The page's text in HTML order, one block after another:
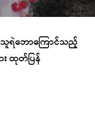
သူရဲဘောကြောင်သည့်
း ထုတ်ပြန်